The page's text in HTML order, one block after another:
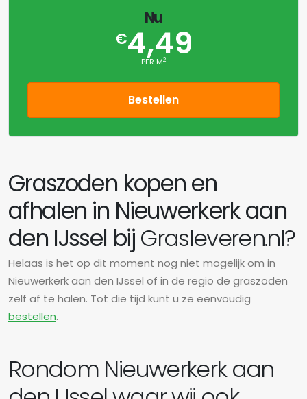
Nu
€4,49
PER M2
Bestellen
Graszoden kopen en
afhalen in Nieuwerkerk aan
den IJssel bijGrasleveren.nl?
Helaas is het op dit moment nog niet mogelijk om in
Nieuwerkerk aan den IJssel of in de regio de graszoden
zelf af te halen. Tot die tijd kunt u ze eenvoudig
bestellen.
Rondom Nieuwerkerk aan